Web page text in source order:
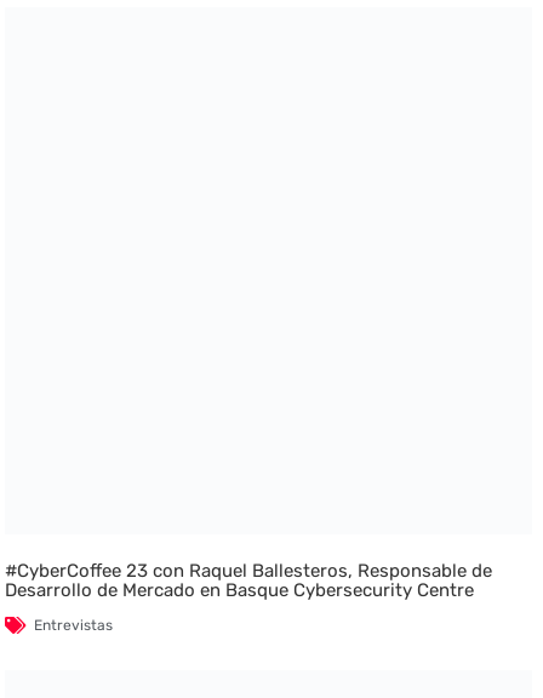
#CyberCoffee 23 con Raquel Ballesteros, Responsable de
Desarrollo de Mercado en Basque Cybersecurity Centre
Entrevistas